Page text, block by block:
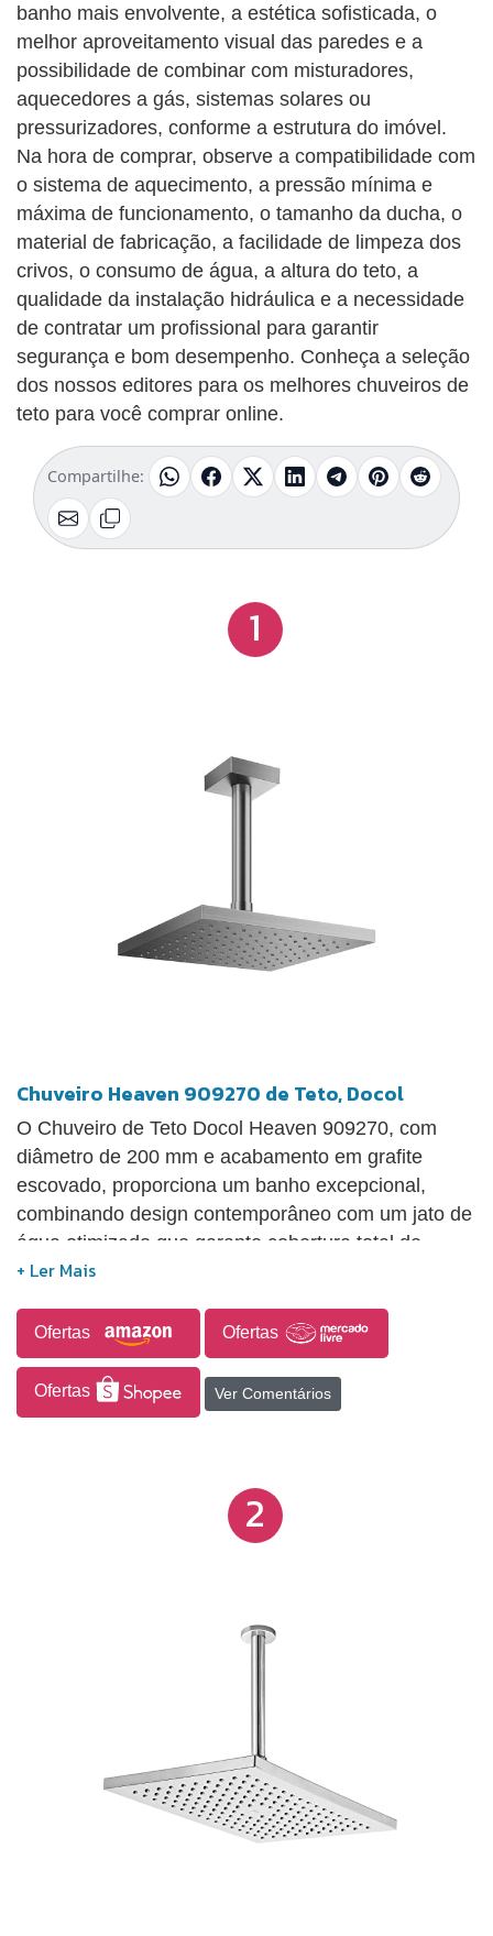
banho mais envolvente, a estética sofisticada, o
melhor aproveitamento visual das paredes e a
possibilidade de combinar com misturadores,
aquecedores a gás, sistemas solares ou
pressurizadores, conforme a estrutura do imóvel.
Na hora de comprar, observe a compatibilidade com
o sistema de aquecimento, a pressão mínima e
máxima de funcionamento, o tamanho da ducha, o
material de fabricação, a facilidade de limpeza dos
crivos, o consumo de água, a altura do teto, a
qualidade da instalação hidráulica e a necessidade
de contratar um profissional para garantir
segurança e bom desempenho. Conheça a seleção
dos nossos editores para os melhores chuveiros de
teto para você comprar online.
Compartilhe:
1
Chuveiro Heaven 909270 de Teto, Docol
O Chuveiro de Teto Docol Heaven 909270, com
diâmetro de 200 mm e acabamento em grafite
escovado, proporciona um banho excepcional,
combinando design contemporâneo com um jato de
água otimizado que garante cobertura total de
ombro a ombro. Conta com um restritor de vazão
água por minuto e possui um sistema EasyClean,
que facilita a limpeza dos crivos de silicone sem
necessidade de desmontagem. Seu acabamento
cromado biníquel é altamente durável, resistente à
Chroma, produzidos com tecnologia avançada,
destacam a pureza das cores de metais nobres,
Ofertas Ofertas
Ofertas Ver Comentários
2